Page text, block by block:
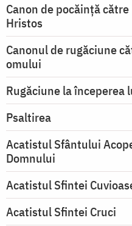
Canon de pocăință
Hristos
Canonul de rugăciune
omului
Rugăciune la începerea
Psaltirea
Acatistul Sfântului
Domnului
Acatistul Sfintei
Acatistul Sfintei Cruci